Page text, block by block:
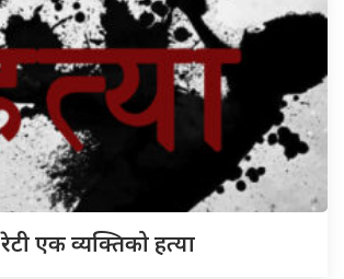
एक व्यक्तिको हत्या